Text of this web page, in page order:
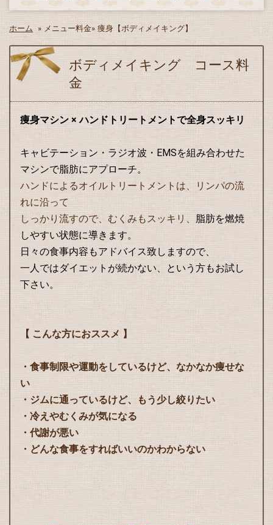
ホーム » メニュー料金» 痩身【ボディメイキング】
ボディメイキング コース料
金
痩身マシン × ハンドトリートメントで全身スッキリ
キャビテーション・ラジオ波・EMSを組み合わせた
マシンで脂肪にアプローチ。
ハンドによるオイルトリートメントは、リンパの流
れに沿って
しっかり流すので、むくみもスッキリ、 脂肪を燃焼
しやすい状態に導きます。
日々の食事内容もアドバイス致しますので、
一人ではダイエットが続かない、という方もお試し
下さい。
【 こんな方におススメ 】
・食事制限や運動をしているけど、なかなか痩せな
い
・ジムに通っているけど、もう少し絞りたい
・冷えやむくみが気になる
・代謝が悪い
・どんな食事をすればいいのかわからない